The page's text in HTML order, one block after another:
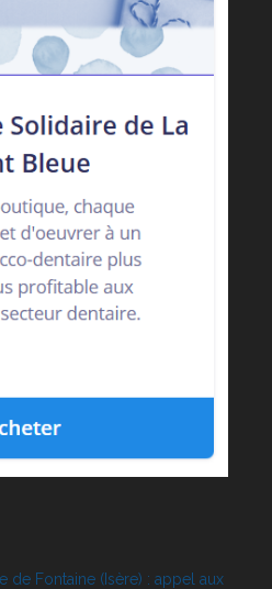
de Fontaine (Isère) : appel aux